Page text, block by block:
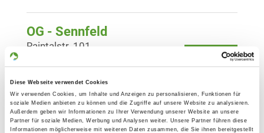
Diese Webseite verwendet Cookies
Wir verwenden Cookies, um Inhalte und Anzeigen zu personalisieren, Funktionen für
soziale Medien anbieten zu können und die Zugriffe auf unsere Website zu analysieren.
Außerdem geben wir Informationen zu Ihrer Verwendung unserer Website an unsere
Partner für soziale Medien, Werbung und Analysen weiter. Unsere Partner führen diese
Informationen möglicherweise mit weiteren Daten zusammen, die Sie ihnen bereitgestellt
OG - Sennfeld
Details
Raintalstr. 101
OG - Taubertal, Sitz Unterbalbach
Details
Am Vogelsberg 11
97922 Lauda-Kgh-Unterbalbach